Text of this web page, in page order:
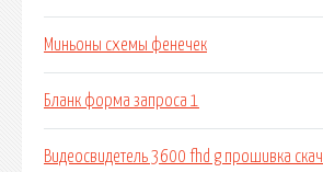
Миньоны схемы фенечек
Бланк форма запроса 1
Видеосвидетель 3600 fhd g прошивка